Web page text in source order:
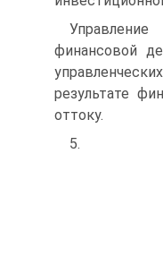
финансовой
результате
оттоку.
5.